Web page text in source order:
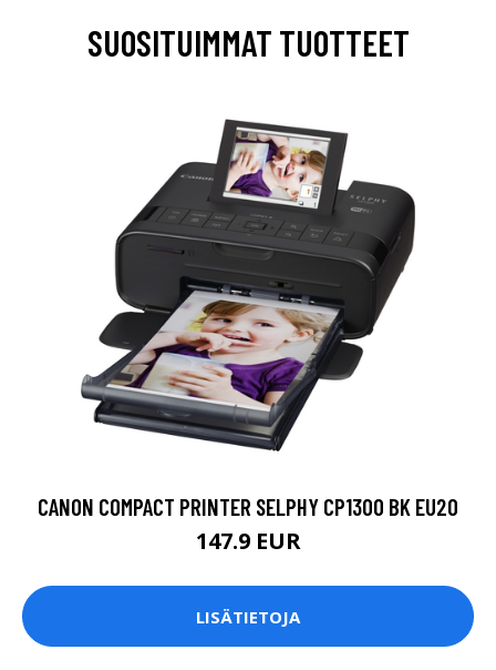
SUOSITUIMMAT TUOTTEET
CANON COMPACT PRINTER SELPHY CP1300 BK EU20
147.9 EUR
LISÄTIETOJA